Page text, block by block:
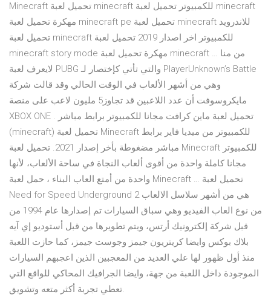
Minecraft تحميل لعبة minecraft للكمبيوتر تحميل لعبة minecraft
مهكرة تحميل لعبة minecraft pe تحميل لعبة minecraft للاندرويد
تحميل لعبة minecraft للكمبيوتر اخر اصدار 2019 تحميل لعبة
minecraft story mode مهكرة تحميل لعبة minecraft … من منا
لايعرف لعبة PUBG والتي تأتي كإختصار لـ PlayerUnknown’s Battle
وهي من أشهر الألعاب في الوقت الحالي وقد قالت شركة
مايكروسوفت أن عدد اللاعبين قد تجاوز5 مليون لاعب على منصة
XBOX ONE . تحميل لعبة ماين كرافت مجانا للكمبيوتر برابط مباشر
(minecraft) تحميل لعبة Minecraft للكمبيوتر من ميديا فاير برابط
مباشر مضغوطة بأخر إصدار 2021. تحميل لعبة Minecraft للكمبيوتر
مجانا كاملة واحدة من أقوى ألعاب النجاة في ساحة الألعاب، لأنها
واحدة من أمتع العاب البناء ، حمل لعبة Minecraft … تحميل لعبة
Need for Speed Underground 2 هي من أشهر سلاسل الالعاب
من نوع العاب الفيديو وهي سباق السيارات تم إصدارها عام 1994 من
قبل شركة إلكترونيك أرتس، ويتم تطويرها من قبل أستوديو إي آيه
بلاك بوكس وايضا كريتريون جيمز وجوست جيمز، كما حازت اللعبة
منذ أول ظهور لها علي العديد من المعجبين الذين اعجبهم السيارات
الموجودة داخل اللعبة من جهة، وايضا الجرافيك المحاكي للواقع التي
تعطي تجربة أكثر متعه وتشويق.